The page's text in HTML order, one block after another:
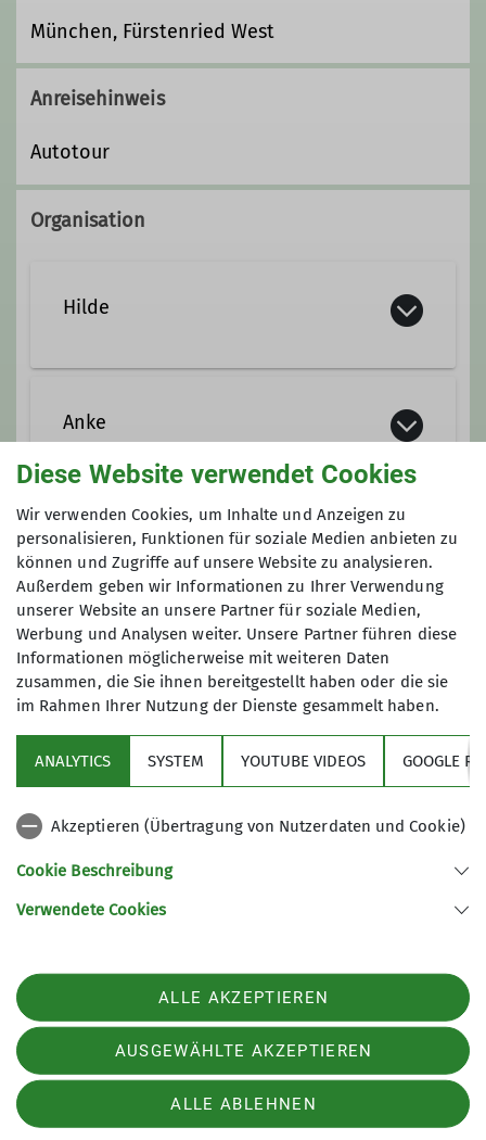
München, Fürstenried West
Anreisehinweis
Autotour
Organisation
Hilde
hilde@dav-goc.de
Qualifikationen
Wanderleiter*in
Details
Anke
0176 43102500
anke@dav-goc.de
Qualifikationen
Trainer*in C Bergwandern
Trainer*in C Klettersteig
Gruppe
Frauen* auf Tour
Frauen* auf Tour richtet sich an alle
identifizieren.
Details
Sektion
80469 München
Telefon
Datenschutz-Einstellungen
Datenschutz
Diese Website verwendet Cookies
Wir verwenden Cookies, um Inhalte und Anzeigen zu
personalisieren, Funktionen für soziale Medien anbieten zu
können und Zugriffe auf unsere Website zu analysieren.
Außerdem geben wir Informationen zu Ihrer Verwendung
unserer Website an unsere Partner für soziale Medien,
Werbung und Analysen weiter. Unsere Partner führen diese
Informationen möglicherweise mit weiteren Daten
zusammen, die Sie ihnen bereitgestellt haben oder die sie
im Rahmen Ihrer Nutzung der Dienste gesammelt haben.
ANALYTICS SYSTEM YOUTUBE VIDEOS GOOGLE
Akzeptieren (Übertragung von Nutzerdaten und Cookie)
Cookie Beschreibung
Verwendete Cookies
ALLE AKZEPTIEREN
AUSGEWÄHLTE AKZEPTIEREN
ALLE ABLEHNEN